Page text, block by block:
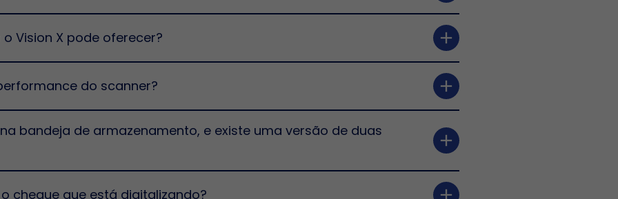
Vision X pode oferecer? add
do scanner? add
bandeja de armazenamento, e existe uma versão de duas
add
cheque que está digitalizando? add